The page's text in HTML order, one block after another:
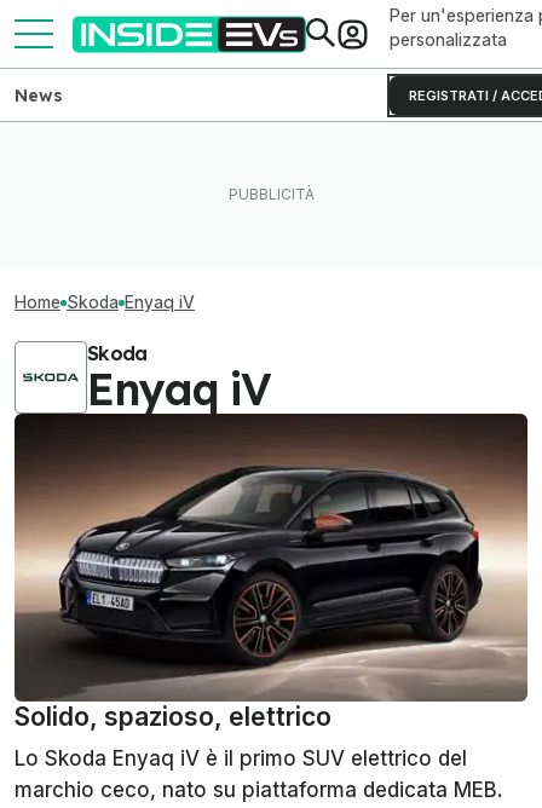
Per un'esperienza
personalizzata
REGISTRATI /
News
Home Skoda Enyaq iV
Skoda
Enyaq iV
Solido, spazioso, elettrico
Lo Skoda Enyaq iV è il primo SUV elettrico del
marchio ceco, nato su piattaforma dedicata MEB.